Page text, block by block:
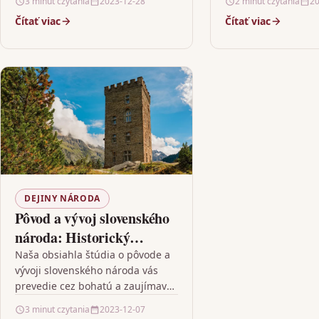
ich úsilie a obete, ako aj dôležitú
úlohu…
Čítať viac
cisárov, cez dobu
vojen, až po…
Čítať viac
DEJINY NÁRODA
Pôvod a vývoj slovenského
národa: Historický
prehľad
Naša obsiahla štúdia o pôvode a
vývoji slovenského národa vás
prevedie cez bohatú a zaujímavú
3 minut czytania 2023-12-07